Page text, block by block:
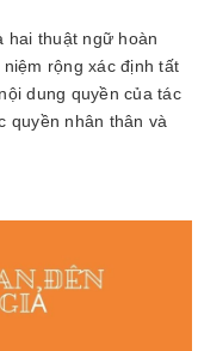
hai thuật ngữ hoàn
rộng xác định tất
dung quyền của tác
quyền nhân thân và